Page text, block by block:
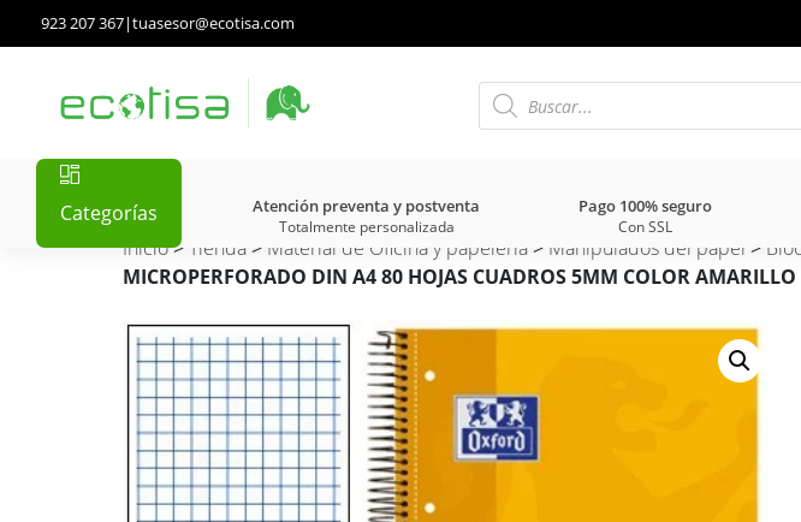
923 207 367|tuasesor@ecotisa.com
Categorías Atención preventa y postventa
Totalmente personalizada
Pago 100% seguro
Con SSL
Inicio> Tienda> Material de Oficina y papelería> Manipulados del papel >
MICROPERFORADO DIN A4 80 HOJAS CUADROS 5MM COLOR AMARILLO